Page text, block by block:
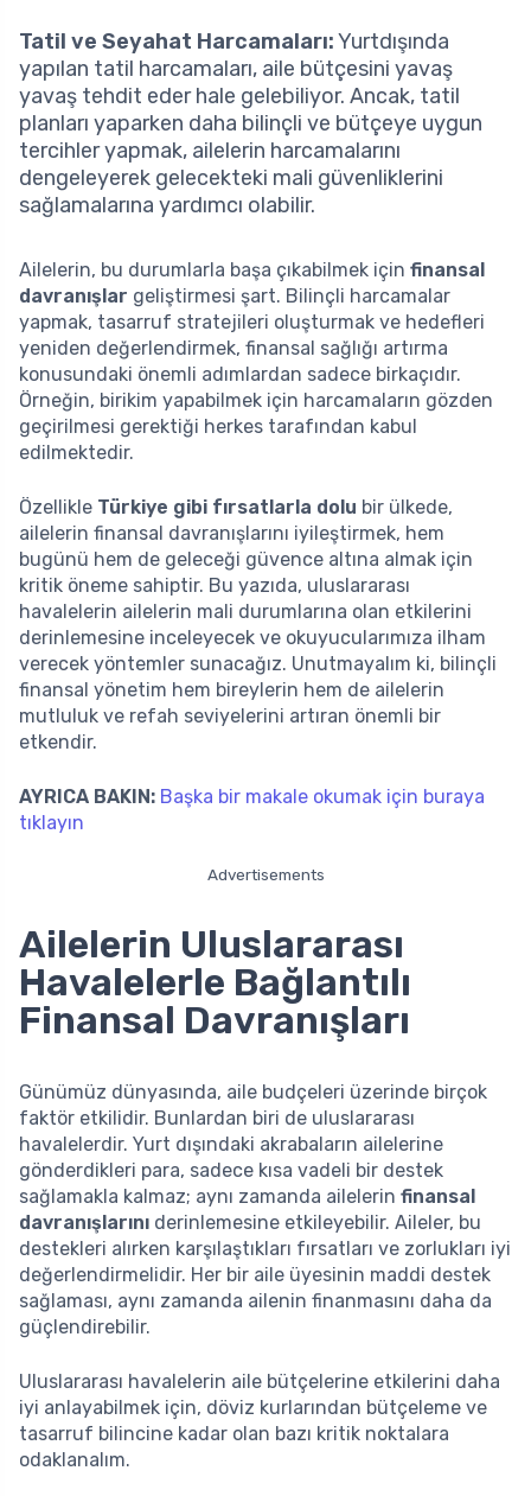
Tatil ve Seyahat Harcamaları:Yurtdışında
yapılan tatil harcamaları, aile bütçesini yavaş
yavaş tehdit eder hale gelebiliyor. Ancak, tatil
planları yaparken daha bilinçli ve bütçeye uygun
tercihler yapmak, ailelerin harcamalarını
dengeleyerek gelecekteki mali güvenliklerini
sağlamalarına yardımcı olabilir.
Ailelerin, bu durumlarla başa çıkabilmek için finansal
davranışlar geliştirmesi şart. Bilinçli harcamalar
yapmak, tasarruf stratejileri oluşturmak ve hedefleri
yeniden değerlendirmek, finansal sağlığı artırma
konusundaki önemli adımlardan sadece birkaçıdır.
Örneğin, birikim yapabilmek için harcamaların gözden
geçirilmesi gerektiği herkes tarafından kabul
edilmektedir.
Özellikle Türkiye gibi fırsatlarla dolu bir ülkede,
ailelerin finansal davranışlarını iyileştirmek, hem
bugünü hem de geleceği güvence altına almak için
kritik öneme sahiptir. Bu yazıda, uluslararası
havalelerin ailelerin mali durumlarına olan etkilerini
derinlemesine inceleyecek ve okuyucularımıza ilham
verecek yöntemler sunacağız. Unutmayalım ki, bilinçli
finansal yönetim hem bireylerin hem de ailelerin
mutluluk ve refah seviyelerini artıran önemli bir
etkendir.
AYRICA BAKIN: Başka bir makale okumak için buraya
tıklayın
Advertisements
Ailelerin Uluslararası
Havalelerle Bağlantılı
Finansal Davranışları
Günümüz dünyasında, aile budçeleri üzerinde birçok
faktör etkilidir. Bunlardan biri de uluslararası
havalelerdir. Yurt dışındaki akrabaların ailelerine
gönderdikleri para, sadece kısa vadeli bir destek
sağlamakla kalmaz; aynı zamanda ailelerin finansal
davranışlarını derinlemesine etkileyebilir. Aileler, bu
destekleri alırken karşılaştıkları fırsatları ve zorlukları iyi
değerlendirmelidir. Her bir aile üyesinin maddi destek
sağlaması, aynı zamanda ailenin finanmasını daha da
güçlendirebilir.
Uluslararası havalelerin aile bütçelerine etkilerini daha
iyi anlayabilmek için, döviz kurlarından bütçeleme ve
tasarruf bilincine kadar olan bazı kritik noktalara
odaklanalım.